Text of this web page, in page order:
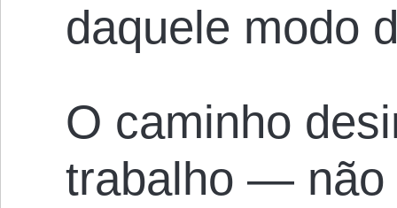
daquele modo
O caminho
trabalho — não